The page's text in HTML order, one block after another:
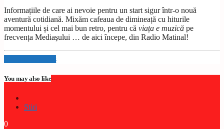
Informațiile de care ai nevoie pentru un start sigur într-o nouă
aventură cotidiană. Mixăm cafeaua de dimineață cu hiturile
momentului și cel mai bun retro, pentru că viața e muzică pe
frecvența Mediaşului … de aici începe, din Radio Matinal!
Info and episodes
You may also like
Stiri
0